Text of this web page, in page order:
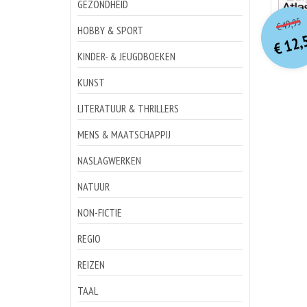
GEZONDHEID
HOBBY & SPORT
KINDER- & JEUGDBOEKEN
KUNST
LITERATUUR & THRILLERS
MENS & MAATSCHAPPIJ
NASLAGWERKEN
NATUUR
NON-FICTIE
REGIO
REIZEN
TAAL
€49,95
€